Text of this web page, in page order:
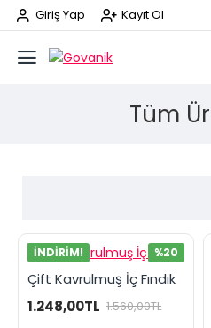
Giriş Yap Kayıt Ol
Tüm
İNDIRIM! %20
Çift Kavrulmuş İç Fındık
1.248,00TL 1.560,00TL